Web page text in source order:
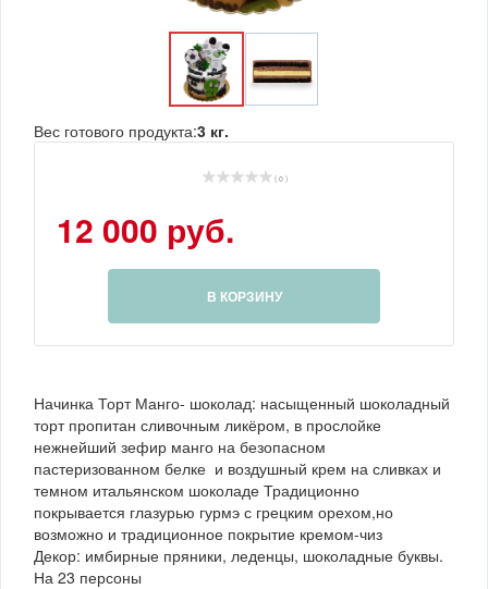
Вес готового продукта:3 кг.
( 0 )
12 000 руб.
В КОРЗИНУ
Начинка Торт Манго- шоколад: насыщенный шоколадный
торт пропитан сливочным ликёром, в прослойке
нежнейший зефир манго на безопасном
пастеризованном белке и воздушный крем на сливках и
темном итальянском шоколаде Традиционно
покрывается глазурью гурмэ с грецким орехом,но
возможно и традиционное покрытие кремом-чиз
Декор: имбирные пряники, леденцы, шоколадные буквы.
На 23 персоны